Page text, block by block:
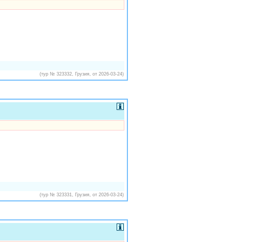
(тур № 323332, Грузия, от 2026-03-24)
(тур № 323331, Грузия, от 2026-03-24)